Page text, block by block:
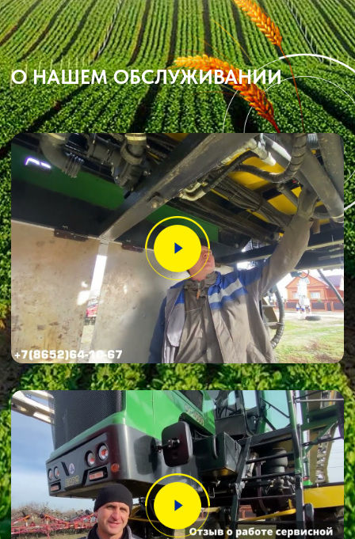
КОНТАКТЫ
РЕМОНТ И ОБСЛУЖИВАНИЕ
КАК КУПИТЬ БЛОГ
Прицепные опрыскиватели
Распылители
Система контроля высева
Смешиватели
Техника для хранения зерна
Культиваторы
Культиваторы Радогост-Маш
Плуги чизельные Радогост-Маш
Послеуборочная диагностика
Сервис
Гарантия
Опрыскиватели
Станции РТК
Насосы
Агронавигаторы
Оборудование норм вылива
Подруливающие устройства
Культиваторы
Переоборудование сеялок
Лизинг